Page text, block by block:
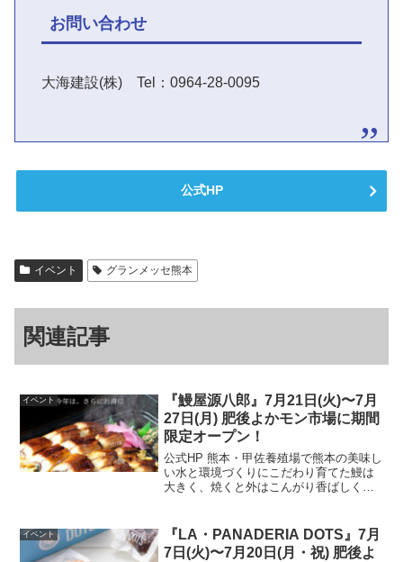
お問い合わせ
大海建設(株) Tel：0964-28-0095
公式HP
イベント グランメッセ熊本
関連記事
イベント
『鰻屋源八郎』7月21日(火)〜7月
27日(月) 肥後よかモン市場に期間
限定オープン！
公式HP 熊本・甲佐養殖場で熊本の美味し
い水と環境づくりにこだわり育てた鰻は
大きく、焼くと外はこんがり香ばしく、
いたします。今年の土用の丑の日は「鰻
屋源八郎」で決まり！...
イベント
『LA・PANADERIA DOTS』7月
7日(火)〜7月20日(月・祝) 肥後よ